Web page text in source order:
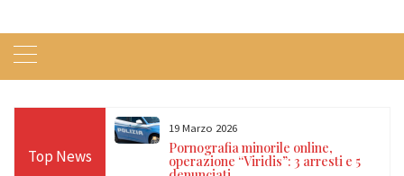
Top News
arresti e 5
16 Febbraio 2026
Valanga a Courmayeur, tre freerider
morti nel Canale dei Vesses